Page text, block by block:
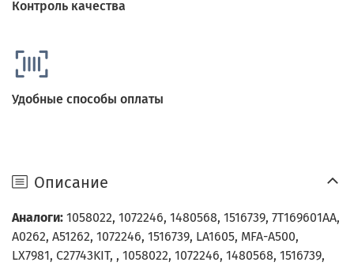
Контроль качества
Удобные способы оплаты
Описание
Аналоги: 1058022, 1072246, 1480568, 1516739, 7T169601AA,
A0262, A51262, 1072246, 1516739, LA1605, MFA-A500,
LX7981, C27743KIT, , 1058022, 1072246, 1480568, 1516739,